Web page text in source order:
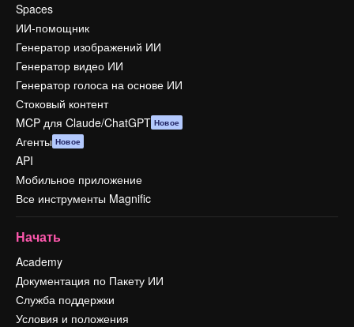
Spaces
ИИ-помощник
Генератор изображений ИИ
Генератор видео ИИ
Генератор голоса на основе ИИ
Стоковый контент
MCP для Claude/ChatGPT Новое
Агенты Новое
API
Мобильное приложение
Все инструменты Magnific
Начать
Academy
Документация по Пакету ИИ
Служба поддержки
Условия и положения